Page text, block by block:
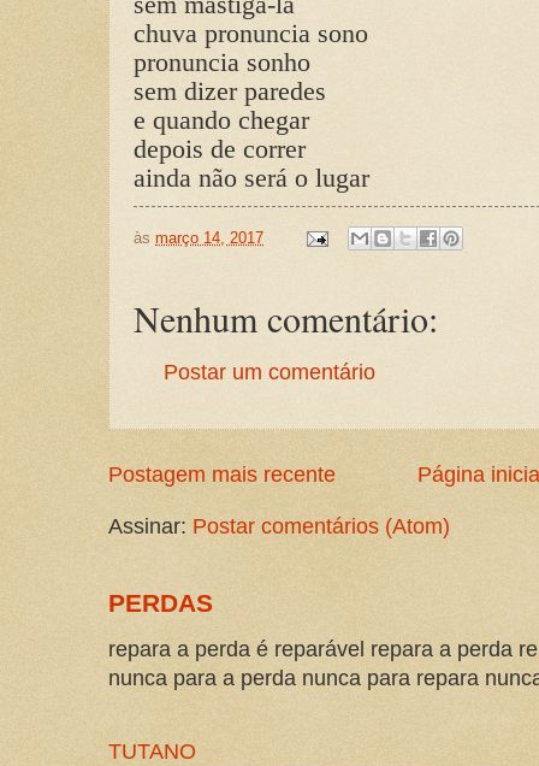
chuva pronuncia sono
pronuncia sonho
sem dizer paredes
e quando chegar
depois de correr
ainda não será o lugar
às março 14, 2017
Nenhum comentário:
Postar um comentário
Postagem mais recente Página
Assinar: Postar comentários (Atom)
PERDAS
repara a perda é reparável repara a perda
nunca para a perda nunca para repara
TUTANO